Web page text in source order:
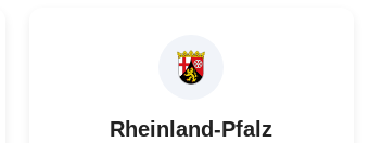
Rheinland-Pfalz